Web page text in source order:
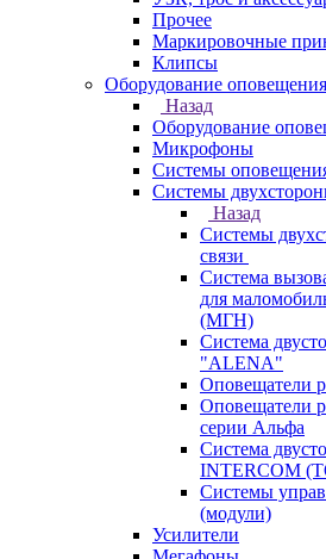
Прочее
Маркировочные
Клипсы
Оборудование
Назад
Оборудование
Микрофоны
Системы
Системы
Назад
Системы
связи
Система
для
(МГН)
Система
"ALENA"
Оповещатели
Оповещатели
серии Альфа
Система
INTERCOM
Системы
(модули)
Усилители